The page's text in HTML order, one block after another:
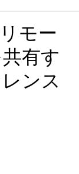
モー
有す
ンス